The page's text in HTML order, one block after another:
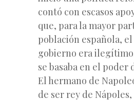
contó con escasos
que, para la mayor
población española,
gobierno era
se basaba en el poder
El hermano de
de ser rey de